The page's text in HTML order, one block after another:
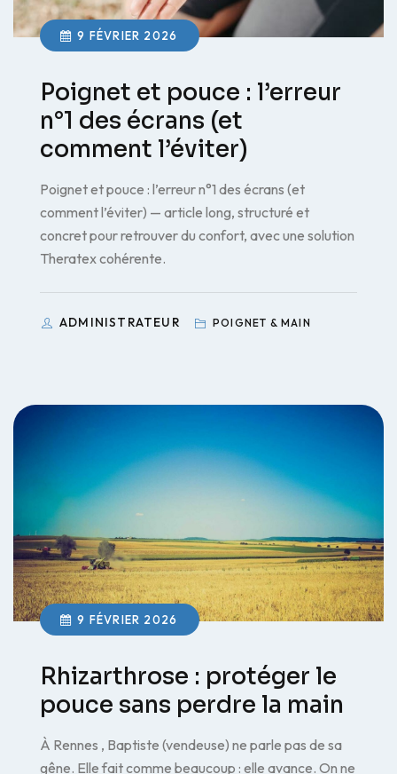
9 FÉVRIER 2026
Poignet et pouce : l’erreur
n°1 des écrans (et
comment l’éviter)
Poignet et pouce : l’erreur n°1 des écrans (et
comment l’éviter) — article long, structuré et
concret pour retrouver du confort, avec une solution
Theratex cohérente.
ADMINISTRATEUR POIGNET & MAIN
9 FÉVRIER 2026
Rhizarthrose : protéger le
pouce sans perdre la main
À Rennes , Baptiste (vendeuse) ne parle pas de sa
gêne. Elle fait comme beaucoup : elle avance. On ne